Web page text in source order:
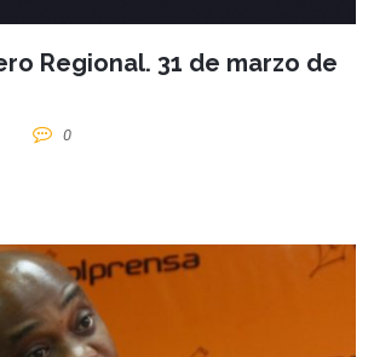
Regional. 31 de marzo de
0